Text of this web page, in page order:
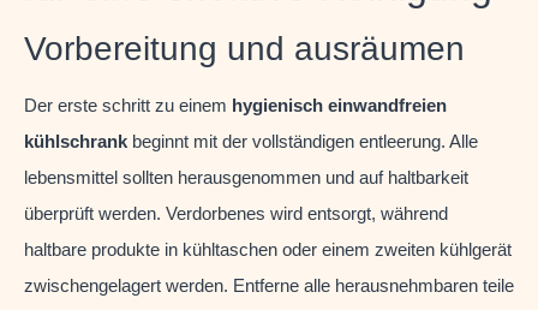
Vorbereitung und ausräumen
Der erste schritt zu einem hygienisch einwandfreien
kühlschrank beginnt mit der vollständigen entleerung. Alle
lebensmittel sollten herausgenommen und auf haltbarkeit
überprüft werden. Verdorbenes wird entsorgt, während
haltbare produkte in kühltaschen oder einem zweiten kühlgerät
zwischengelagert werden. Entferne alle herausnehmbaren teile